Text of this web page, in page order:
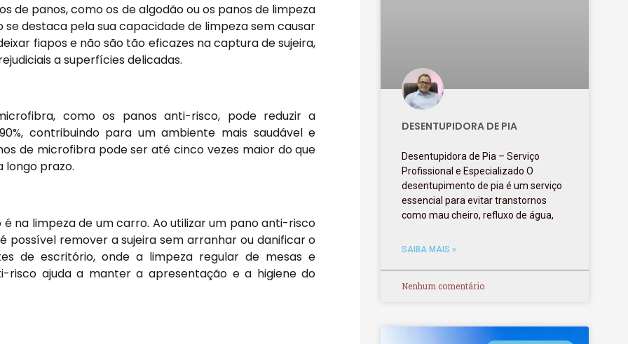
panos, como os de algodão ou os panos de limpeza
destaca pela sua capacidade de limpeza sem causar
fiapos e não são tão eficazes na captura de sujeira,
a superfícies delicadas.
como os panos anti-risco, pode reduzir a
contribuindo para um ambiente mais saudável e
de microfibra pode ser até cinco vezes maior do que
longo prazo.
na limpeza de um carro. Ao utilizar um pano anti-risco
possível remover a sujeira sem arranhar ou danificar o
de escritório, onde a limpeza regular de mesas e
risco ajuda a manter a apresentação e a higiene do
DESENTUPIDORA DE PIA
Desentupidora de Pia – Serviço
Profissional e Especializado O
desentupimento de pia é um serviço
essencial para evitar transtornos
como mau cheiro, refluxo de água,
SAIBA MAIS »
Nenhum comentário